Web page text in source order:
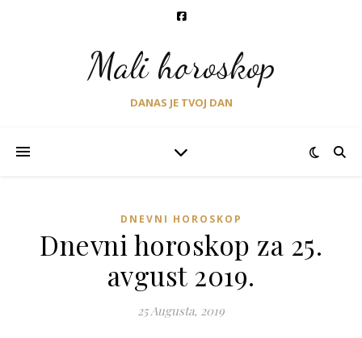
Mali horoskop
DANAS JE TVOJ DAN
DNEVNI HOROSKOP
Dnevni horoskop za 25.
avgust 2019.
25 Augusta, 2019